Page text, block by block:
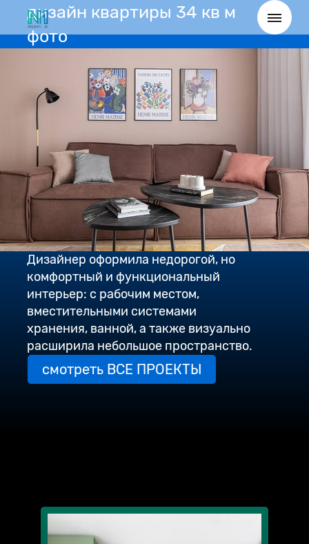
дизайн квартиры 34 кв м
фото
Дизайнер оформила недорогой, но
комфортный и функциональный
интерьер: с рабочим местом,
вместительными системами
хранения, ванной, а также визуально
расширила небольшое пространство.
смотреть ВСЕ ПРОЕКТЫ